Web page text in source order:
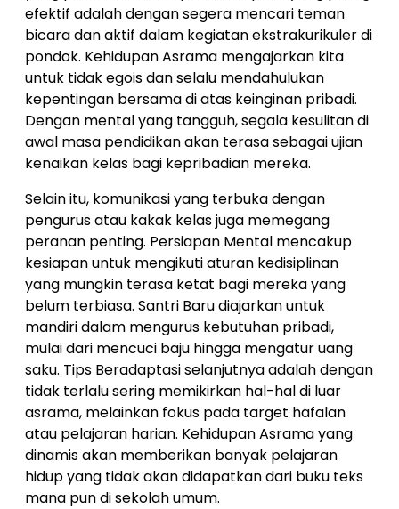
efektif adalah dengan segera mencari teman
bicara dan aktif dalam kegiatan ekstrakurikuler di
pondok. Kehidupan Asrama mengajarkan kita
untuk tidak egois dan selalu mendahulukan
kepentingan bersama di atas keinginan pribadi.
Dengan mental yang tangguh, segala kesulitan di
awal masa pendidikan akan terasa sebagai ujian
kenaikan kelas bagi kepribadian mereka.
Selain itu, komunikasi yang terbuka dengan
pengurus atau kakak kelas juga memegang
peranan penting. Persiapan Mental mencakup
kesiapan untuk mengikuti aturan kedisiplinan
yang mungkin terasa ketat bagi mereka yang
belum terbiasa. Santri Baru diajarkan untuk
mandiri dalam mengurus kebutuhan pribadi,
mulai dari mencuci baju hingga mengatur uang
saku. Tips Beradaptasi selanjutnya adalah dengan
tidak terlalu sering memikirkan hal-hal di luar
asrama, melainkan fokus pada target hafalan
atau pelajaran harian. Kehidupan Asrama yang
dinamis akan memberikan banyak pelajaran
hidup yang tidak akan didapatkan dari buku teks
mana pun di sekolah umum.